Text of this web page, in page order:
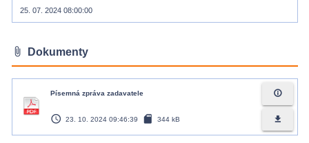
25. 07. 2024 08:00:00
attach_file Dokumenty
Písemná zpráva zadavatele
access_time 23. 10. 2024 09:46:39 sd_card 344 kB
info_outline
file_download